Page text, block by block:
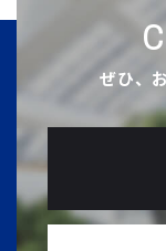
ぜひ、